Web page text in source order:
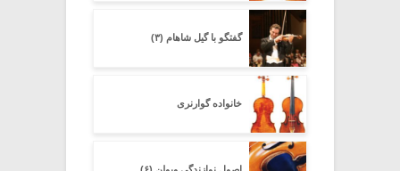
گفتگو با گیل شاهام (۳)
خانواده گوارنری